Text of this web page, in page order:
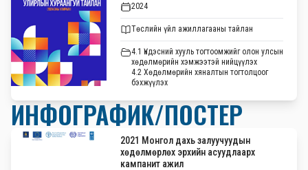
2024
Төслийн үйл ажиллагааны тайлан
4.1 Үндэсний хууль тогтоомжийг олон улсын
хөдөлмөрийн хэмжээтэй нийцүүлэх
4.2 Хөдөлмөрийн хяналтын тогтолцоог
бэхжүүлэх
ИНФОГРАФИК/ПОСТЕР
2021 Монгол дахь залуучуудын
хөдөлмөрлөх эрхийн асуудлаарх
кампанит ажил